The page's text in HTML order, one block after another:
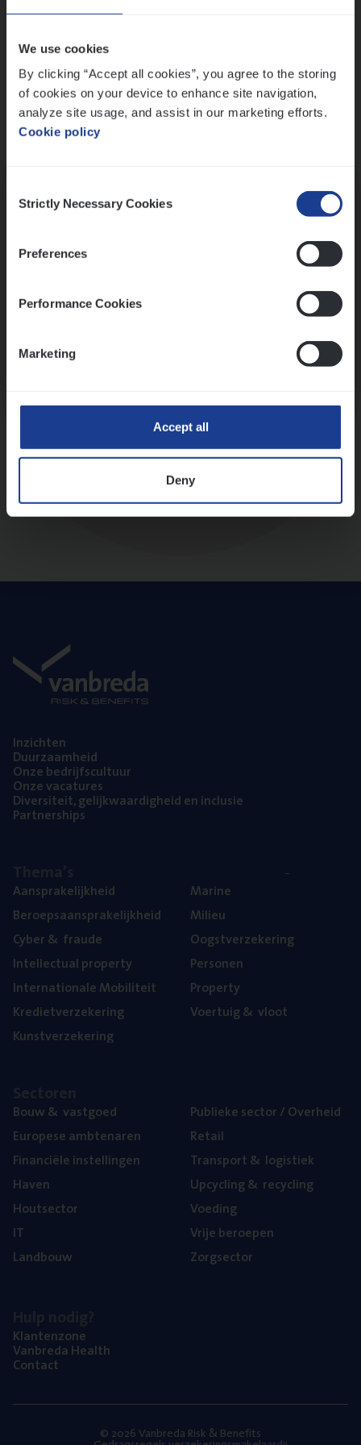
We use cookies
By clicking “Accept all cookies”, you agree to the storing
of cookies on your device to enhance site navigation,
analyze site usage, and assist in our marketing efforts.
Cookie policy
Selection
Strictly Necessary Cookies
Preferences
Performance Cookies
Marketing
Accept all
Deny
Inzich­ten
Duur­zaam­heid
Onze bedrijfs­cul­tuur
Onze vaca­tu­res
Diver­si­teit, gelijk­waar­dig­heid en inclusie
Part­ner­ships
Aan­spra­ke­lijk­heid
Beroeps­aan­spra­ke­lijk­heid
Cyber& fraude
Intel­lec­tu­al property
Inter­na­ti­o­na­le Mobiliteit
Kre­diet­ver­ze­ke­ring
Kunst­ver­ze­ke­ring
Mari­ne
Mili­eu
Oogst­ver­ze­ke­ring
Per­so­nen
Pro­per­ty
Voer­tuig& vloot
Bouw& vastgoed
Euro­pe­se ambtenaren
Finan­ci­ë­le instellingen
Haven
Hout­sec­tor
IT
Land­bouw
Publie­ke sec­tor / Overheid
Retail
Trans­port& logistiek
Upcy­cling& recycling
Voe­ding
Vrije beroe­pen
Zorg­sec­tor
Klan­ten­zo­ne
Van­b­re­da Health
Con­tact
© 2026 Vanbreda Risk & Benefits